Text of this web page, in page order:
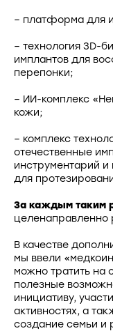
– платформа для
– технология 3D-
имплантов для
перепонки;
– ИИ-комплекс
кожи;
– комплекс
отечественные
инструментарий и
для
За каждым таким
целенаправленно
В качестве
мы ввели
можно тратить на
полезные
инициативу,
активностях, а
создание семьи и